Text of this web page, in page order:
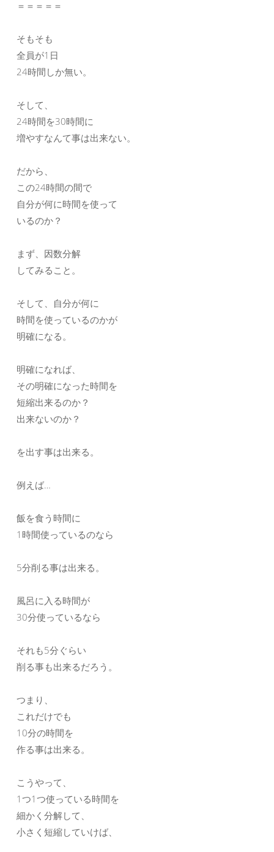
＝＝＝＝＝
そもそも
全員が1日
24時間しか無い。
そして、
24時間を30時間に
増やすなんて事は出来ない。
だから、
この24時間の間で
自分が何に時間を使って
いるのか？
まず、因数分解
してみること。
そして、自分が何に
時間を使っているのかが
明確になる。
明確になれば、
その明確になった時間を
短縮出来るのか？
出来ないのか？
を出す事は出来る。
例えば…
飯を食う時間に
1時間使っているのなら
5分削る事は出来る。
風呂に入る時間が
30分使っているなら
それも5分ぐらい
削る事も出来るだろう。
つまり、
これだけでも
10分の時間を
作る事は出来る。
こうやって、
1つ1つ使っている時間を
細かく分解して、
小さく短縮していけば、